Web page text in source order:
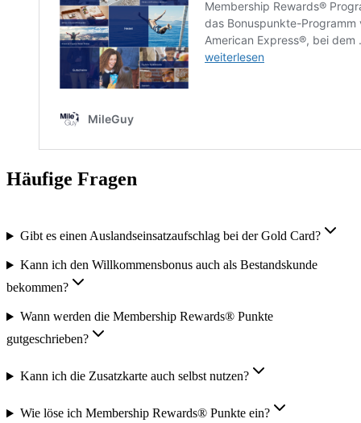
Häufige Fragen
Gibt es einen Auslandseinsatzaufschlag bei der Gold Card?
Kann ich den Willkommensbonus auch als Bestandskunde
bekommen?
Wann werden die Membership Rewards® Punkte
gutgeschrieben?
Kann ich die Zusatzkarte auch selbst nutzen?
Wie löse ich Membership Rewards® Punkte ein?